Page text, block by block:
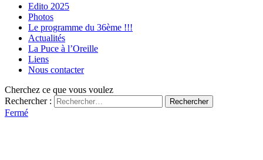
Edito 2025
Photos
Le programme du 36ème !!!
Actualités
La Puce à l’Oreille
Liens
Nous contacter
Cherchez ce que vous voulez
Rechercher :
Fermé